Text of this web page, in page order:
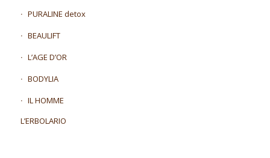
PURALINE detox
BEAULIFT
L’AGE D’OR
BODYLIA
IL HOMME
L’ERBOLARIO